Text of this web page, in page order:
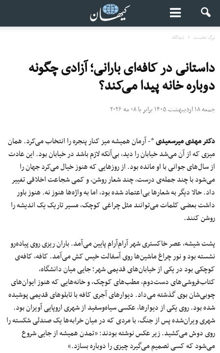
برگ نخست دیدگاه
داستانی در کافه‌ای بارانی؛ آزادی چگونه
دوباره خانه پیدا می‌کند؟
جمعه ۱۸ اردیبهشت ۱۴۰۵ برابر با ۰۸ مه ۲۰۲۶
دکتر مهدی میرسعیدی*- آرمان همیشه میز کنار پنجره را انتخاب می‌کرد. همان
میزی که از آن می‌شد خیابان را دید، بی‌آنکه لازم باشد در خیابان بود. این عادت
از سال‌های جوانی با او مانده بود. از روزهایی که هنوز خیال می‌کرد جهان را
می‌شود با چند جمله‌ی درست، چند شعار روشن، و کمی شجاعت اخلاقی تغییر
داد. حالا دیگر به شعارها بی‌اعتماد شده بود، اما به واژه‌ها هنوز نه. هنوز باور
داشت بعضی کلمات می‌توانند مثل چراغی کوچک، مسیر تاریک یک اندیشه را
روشن کنند.
پشت شیشه، عصر خاکستری شهر آرام‌آرام پایین می‌آمد. باران ریزی روی پیاده‌رو
نشسته بود و نور چراغ ماشین‌ها روی آسفالت خیس کش می‌آمد. کافه، کافه‌ی
کوچکی بود در یکی از خیابان‌های قدیمی شهر؛ جایی میان دانشگاه،
کتاب‌فروشی‌های دست‌دوم، مطب‌های کوچک، و خانه‌هایی که هنوز ایوان‌های
چوبی‌شان بوی گذشته می‌داد. دیوارهای آجری کافه با تابلوهای قدیمی پوشیده
شده بود. روی یکی از دیوارها، عکسی سیاه‌وسفید از شهری اروپایی آویزان بود.
شهری ویران‌شده پس از جنگ، با مردی که در میان خرابه‌ها یک صندلی شکسته را
روی دوش می‌کشید. زیر عکس نوشته بودند: «تمدن همیشه از جایی شروع
می‌شود که کسی تصمیم می‌گیرد چیزی را دوباره بسازد.»